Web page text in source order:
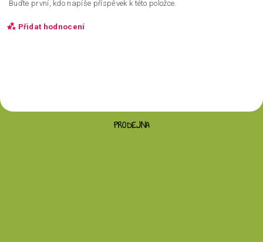
Buďte první, kdo napíše příspěvek k této položce.
Přidat hodnocení
PRODEJNA